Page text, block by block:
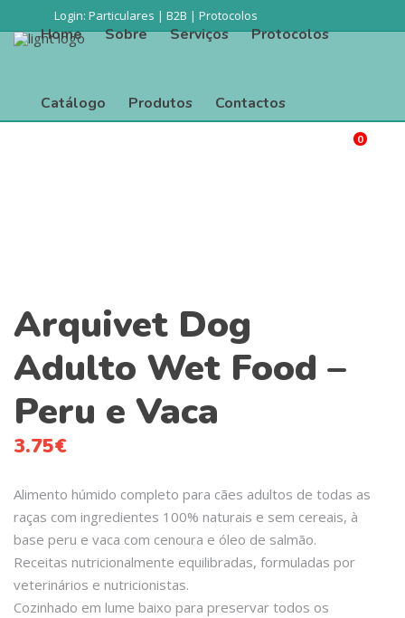
Login: Particulares | B2B | Protocolos
0
Home Sobre Serviços Protocolos
Catálogo Produtos Contactos
Arquivet Dog
Adulto Wet Food –
Peru e Vaca
3.75€
Alimento húmido completo para cães adultos de todas as
raças com ingredientes 100% naturais e sem cereais, à
base peru e vaca com cenoura e óleo de salmão.
Receitas nutricionalmente equilibradas, formuladas por
veterinários e nutricionistas.
Cozinhado em lume baixo para preservar todos os